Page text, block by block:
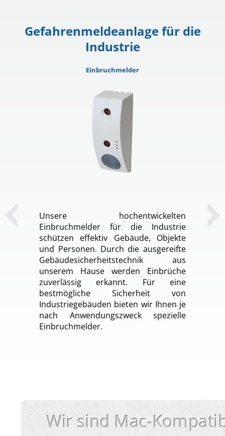
Gefahrenmeldeanlage für die
Industrie
Einbruchmelder
Unsere hochentwickelten
Einbruchmelder für die Industrie
schützen effektiv Gebäude, Objekte
und Personen. Durch die ausgereifte
Gebäudesicherheitstechnik aus
unserem Hause werden Einbrüche
zuverlässig erkannt. Für eine
bestmögliche Sicherheit von
Industriegebäuden bieten wir Ihnen je
nach Anwendungszweck spezielle
Einbruchmelder.